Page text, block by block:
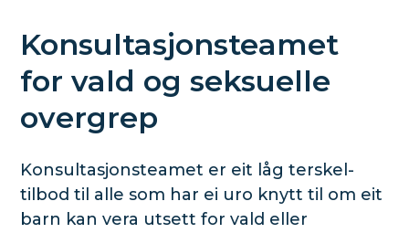
Konsultasjonsteamet
for vald og seksuelle
overgrep
Konsultasjonsteamet er eit låg terskel-
tilbod til alle som har ei uro knytt til om eit
barn kan vera utsett for vald eller